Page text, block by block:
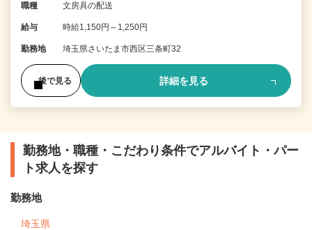
職種 文房具の配送
給与 時給1,150円～1,250円
勤務地 埼玉県さいたま市西区三条町32
後で見る 詳細を見る
勤務地・職種・こだわり条件でアルバイト・パー
ト求人を探す
勤務地
埼玉県